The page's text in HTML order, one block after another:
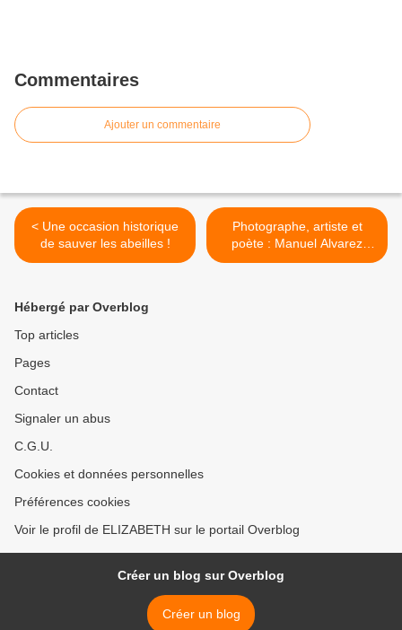
Commentaires
Ajouter un commentaire
< Une occasion historique
de sauver les abeilles !
Photographe, artiste et
poète : Manuel Alvarez
Bravo >
Hébergé par Overblog
Top articles
Pages
Contact
Signaler un abus
C.G.U.
Cookies et données personnelles
Préférences cookies
Voir le profil de ELIZABETH sur le portail Overblog
Créer un blog sur Overblog
Créer un blog